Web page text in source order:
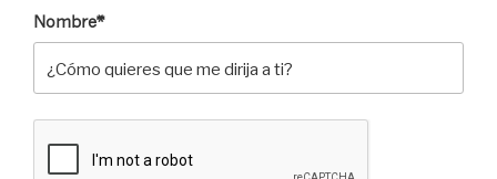
Nombre*